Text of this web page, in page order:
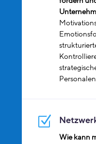
Z
Wie kann